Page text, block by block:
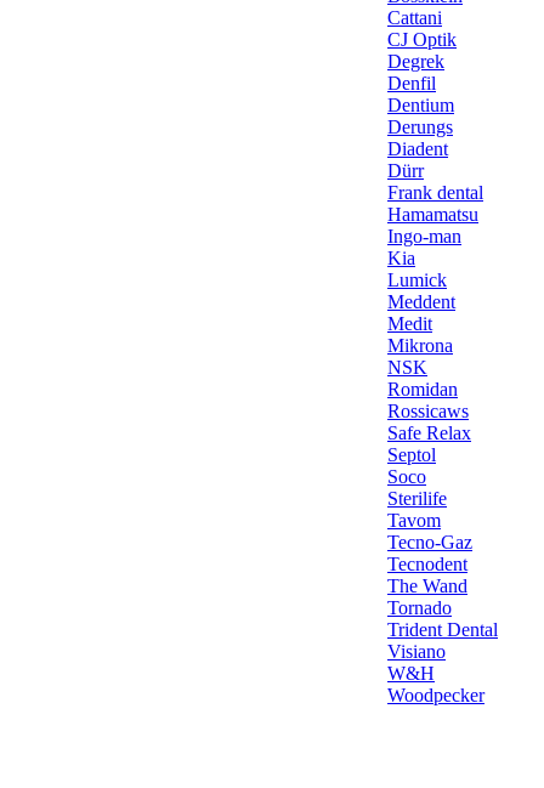
Cattani
CJ Optik
Degrek
Denfil
Dentium
Derungs
Diadent
Dürr
Frank dental
Hamamatsu
Ingo-man
Kia
Lumick
Meddent
Medit
Mikrona
NSK
Romidan
Rossicaws
Safe Relax
Septol
Soco
Sterilife
Tavom
Tecno-Gaz
Tecnodent
The Wand
Tornado
Trident Dental
Visiano
W&H
Woodpecker